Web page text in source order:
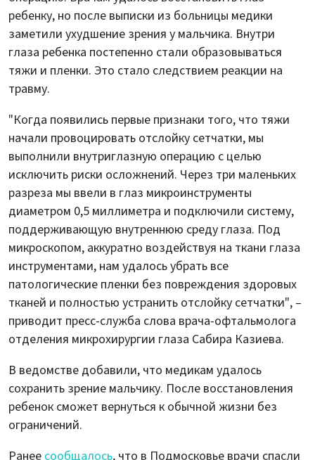
ребенку, но после выписки из больницы медики
заметили ухудшение зрения у мальчика. Внутри
глаза ребенка постепенно стали образовываться
тяжи и пленки. Это стало следствием реакции на
травму.
"Когда появились первые признаки того, что тяжи
начали провоцировать отслойку сетчатки, мы
выполнили внутриглазную операцию с целью
исключить риски осложнений. Через три маленьких
разреза мы ввели в глаз микроинструменты
диаметром 0,5 миллиметра и подключили систему,
поддерживающую внутреннюю среду глаза. Под
микроскопом, аккуратно воздействуя на ткани глаза
инструментами, нам удалось убрать все
патологические пленки без повреждения здоровых
тканей и полностью устранить отслойку сетчатки", –
приводит пресс-служба слова врача-офтальмолога
отделения микрохирургии глаза Сабира Казиева.
В ведомстве добавили, что медикам удалось
сохранить зрение мальчику. После восстановления
ребенок сможет вернуться к обычной жизни без
ограничений.
Ранее сообщалось, что в Подмосковье врачи спасли